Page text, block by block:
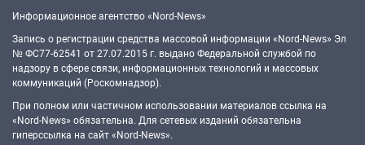
Информационное агентство «Nord-News»
Запись о регистрации средства массовой информации «Nord-News» Эл
№ ФС77-62541 от 27.07.2015 г. выдано Федеральной службой по
надзору в сфере связи, информационных технологий и массовых
коммуникаций (Роскомнадзор).
При полном или частичном использовании материалов ссылка на
«Nord-News» обязательна. Для сетевых изданий обязательна
гиперссылка на сайт «Nord-News».